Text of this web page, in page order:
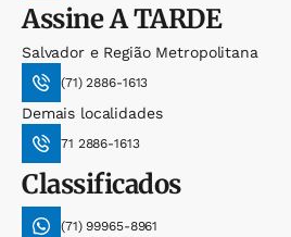
AssineA TARDE
Salvador e Região Metropolitana
(71) 2886-1613
Demais localidades
71 2886-1613
Classificados
(71) 99965-8961